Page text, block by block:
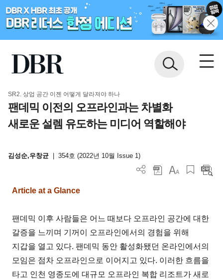
SR2. 상업 공간 이젠 어떻게 달라져야 하나
팬데믹 이전의 오프라인과는 차별화
새로운 설렘 유도하는 미디어 역할해야
김성순,우창균 354호 (2022년 10월 Issue 1)
Article at a Glance
팬데믹 이후 사람들은 어느 때보다 오프라인 공간에 대한
갈증을 느끼며 기꺼이 오프라인에서의 경험을 위해
지갑을 열고 있다. 팬데믹 동안 활성화됐던 온라인에서의
모임은 점차 오프라인으로 이어지고 있다. 이러한 흐름을
타고 인천 영종도에 대규모 오프라인 복합 리조트가 새로